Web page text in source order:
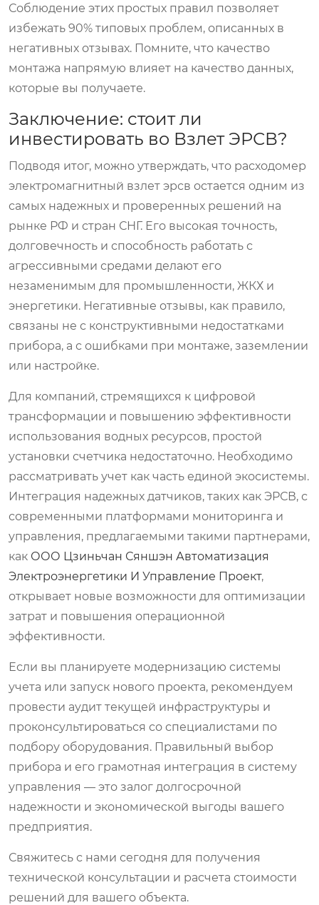
Соблюдение этих простых правил позволяет
избежать 90% типовых проблем, описанных в
негативных отзывах. Помните, что качество
монтажа напрямую влияет на качество данных,
которые вы получаете.
Заключение: стоит ли
инвестировать во Взлет ЭРСВ?
Подводя итог, можно утверждать, что расходомер
электромагнитный взлет эрсв остается одним из
самых надежных и проверенных решений на
рынке РФ и стран СНГ. Его высокая точность,
долговечность и способность работать с
агрессивными средами делают его
незаменимым для промышленности, ЖКХ и
энергетики. Негативные отзывы, как правило,
связаны не с конструктивными недостатками
прибора, а с ошибками при монтаже, заземлении
или настройке.
Для компаний, стремящихся к цифровой
трансформации и повышению эффективности
использования водных ресурсов, простой
установки счетчика недостаточно. Необходимо
рассматривать учет как часть единой экосистемы.
Интеграция надежных датчиков, таких как ЭРСВ, с
современными платформами мониторинга и
управления, предлагаемыми такими партнерами,
как ООО Цзиньчан Сяншэн Автоматизация
Электроэнергетики И Управление Проект,
открывает новые возможности для оптимизации
затрат и повышения операционной
эффективности.
Если вы планируете модернизацию системы
учета или запуск нового проекта, рекомендуем
провести аудит текущей инфраструктуры и
проконсультироваться со специалистами по
подбору оборудования. Правильный выбор
прибора и его грамотная интеграция в систему
управления — это залог долгосрочной
надежности и экономической выгоды вашего
предприятия.
Свяжитесь с нами сегодня для получения
технической консультации и расчета стоимости
решений для вашего объекта.